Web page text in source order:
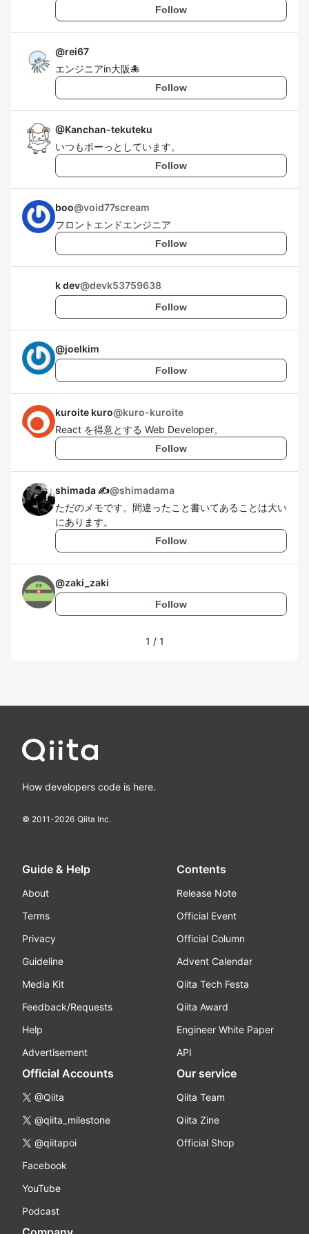
Follow
@rei67
エンジニアin大阪🐙
Follow
@Kanchan-tekuteku
いつもボーっとしています。
Follow
boo@void77scream
フロントエンドエンジニア
Follow
k dev@devk53759638
Follow
@joelkim
Follow
kuroite kuro@kuro-kuroite
React を得意とする Web Developer。
Follow
shimada ✍@shimadama
ただのメモです。間違ったこと書いてあることは大い
にあります。
Follow
@zaki_zaki
Follow
1 / 1
How developers code is here.
© 2011-2026 Qiita Inc.
Guide & Help
About
Terms
Privacy
Guideline
Media Kit
Feedback/Requests
Help
Advertisement
Contents
Release Note
Official Event
Official Column
Advent Calendar
Qiita Tech Festa
Qiita Award
Engineer White Paper
API
Official Accounts
@Qiita
@qiita_milestone
@qiitapoi
Facebook
YouTube
Podcast
Our service
Qiita Team
Qiita Zine
Official Shop